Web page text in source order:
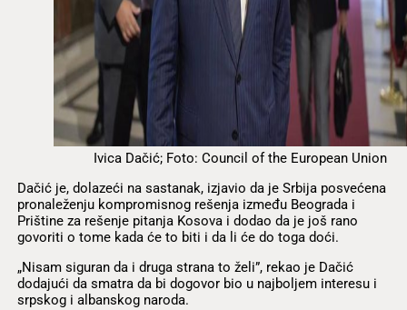
Ivica Dačić; Foto: Council of the European Union
Dačić je, dolazeći na sastanak, izjavio da je Srbija posvećena
pronaleženju kompromisnog rešenja između Beograda i
Prištine za rešenje pitanja Kosova i dodao da je još rano
govoriti o tome kada će to biti i da li će do toga doći.
„Nisam siguran da i druga strana to želi”, rekao je Dačić
dodajući da smatra da bi dogovor bio u najboljem interesu i
srpskog i albanskog naroda.